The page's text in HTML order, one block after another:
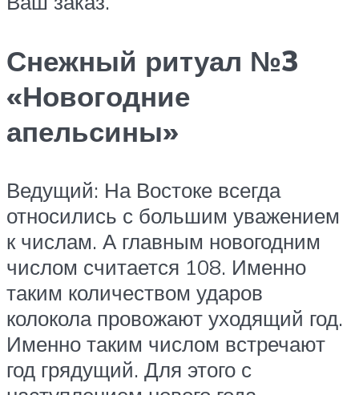
Снежный ритуал №3
«Новогодние
апельсины»
Ведущий: На Востоке всегда
относились с большим уважением
к числам. А главным новогодним
числом считается 108. Именно
таким количеством ударов
колокола провожают уходящий год.
Именно таким числом встречают
год грядущий. Для этого с